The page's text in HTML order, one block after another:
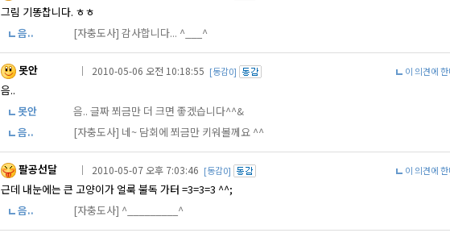
그림 기똥찹니다. ㅎㅎ
음..
[자충도사] 감사합니다... ^___^
못안 ｜ 2010-05-06 오전 10:18:55 [동감0] 이 의견에
음..
못안
음.. 글짜 쬐금만 더 크면 좋겠습니다^^&
음..
[자충도사] 네~ 담회에 쬐금만 키워볼께요 ^^
팔공선달 ｜ 2010-05-07 오후 7:03:46 [동감0] 이 의견에
근데 내눈에는 큰 고양이가 얼룩 불독 가터 =3=3=3 ^^;
음..
[자충도사] ^_________^